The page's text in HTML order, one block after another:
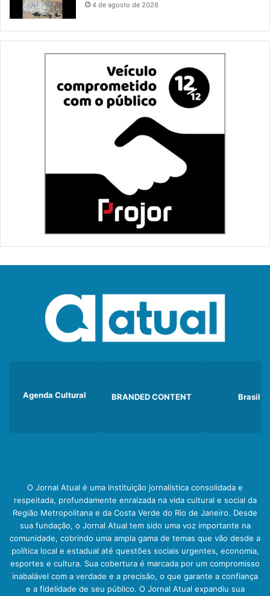
4 de agosto de 2026
Agenda Cultural BRANDED CONTENT Brasil
O Jornal Atual é uma instituição jornalística consolidada e
respeitada, profundamente enraizada na vida cultural e social da
Região Metropolitana e da Costa Verde do Rio de Janeiro. Desde
sua fundação, o Jornal Atual tem sido uma voz importante na
comunidade, cobrindo uma ampla gama de temas que vão desde a
política local e estadual até questões sociais urgentes, economia,
esportes e cultura. Sua cobertura é marcada por um compromisso
inabalável com a verdade e a precisão, o que garante a confiança
e a fidelidade de seu público. O Jornal Atual expandiu sua